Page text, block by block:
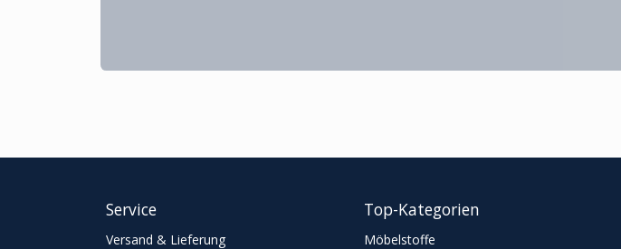
Service
Versand & Lieferung
Top-Kategorien
Möbelstoffe